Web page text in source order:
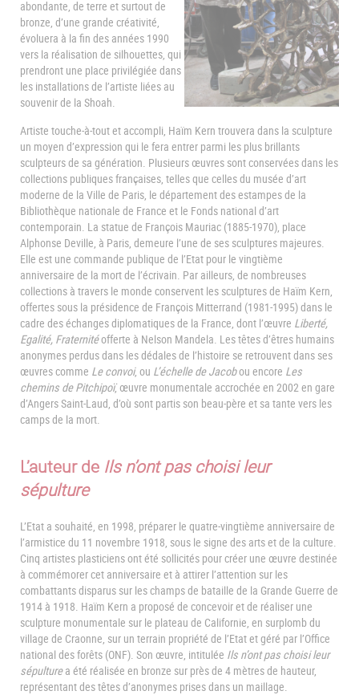
abondante, de terre et surtout de
bronze, d’une grande créativité,
évoluera à la fin des années 1990
vers la réalisation de silhouettes, qui
prendront une place privilégiée dans
les installations de l’artiste liées au
souvenir de la Shoah.
Artiste touche-à-tout et accompli, Haïm Kern trouvera dans la sculpture
un moyen d’expression qui le fera entrer parmi les plus brillants
sculpteurs de sa génération. Plusieurs œuvres sont conservées dans les
collections publiques françaises, telles que celles du musée d’art
moderne de la Ville de Paris, le département des estampes de la
Bibliothèque nationale de France et le Fonds national d’art
contemporain. La statue de François Mauriac (1885-1970), place
Alphonse Deville, à Paris, demeure l’une de ses sculptures majeures.
Elle est une commande publique de l’Etat pour le vingtième
anniversaire de la mort de l’écrivain. Par ailleurs, de nombreuses
collections à travers le monde conservent les sculptures de Haïm Kern,
offertes sous la présidence de François Mitterrand (1981-1995) dans le
cadre des échanges diplomatiques de la France, dont l’œuvre Liberté,
Egalité, Fraternitéofferte à Nelson Mandela. Les têtes d’êtres humains
anonymes perdus dans les dédales de l’histoire se retrouvent dans ses
œuvres comme Le convoi, ou L’échelle de Jacobou encore Les
chemins de Pitchipoï, œuvre monumentale accrochée en 2002 en gare
d’Angers Saint-Laud, d’où sont partis son beau-père et sa tante vers les
camps de la mort.
L’auteur de Ils n’ont pas choisi leur
sépulture
L’Etat a souhaité, en 1998, préparer le quatre-vingtième anniversaire de
l’armistice du 11 novembre 1918, sous le signe des arts et de la culture.
Cinq artistes plasticiens ont été sollicités pour créer une œuvre destinée
à commémorer cet anniversaire et à attirer l’attention sur les
combattants disparus sur les champs de bataille de la Grande Guerre de
1914 à 1918. Haïm Kern a proposé de concevoir et de réaliser une
sculpture monumentale sur le plateau de Californie, en surplomb du
village de Craonne, sur un terrain propriété de l’Etat et géré par l’Office
national des forêts (ONF). Son œuvre, intitulée Ils n’ont pas choisi leur
sépulturea été réalisée en bronze sur près de 4 mètres de hauteur,
représentant des têtes d’anonymes prises dans un maillage.